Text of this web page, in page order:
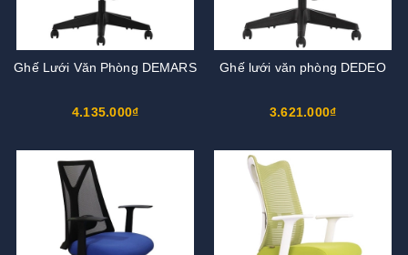
Ghế Lưới Văn Phòng DEMARS
4.135.000₫
Ghế lưới văn phòng DEDEO
3.621.000₫